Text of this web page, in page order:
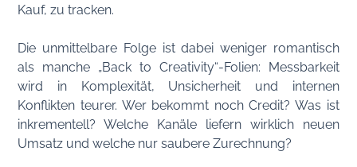
Kauf, zu tracken.
Die unmittelbare Folge ist dabei weniger romantisch
als manche „Back to Creativity“-Folien: Messbarkeit
wird in Komplexität, Unsicherheit und internen
Konflikten teurer. Wer bekommt noch Credit? Was ist
inkrementell? Welche Kanäle liefern wirklich neuen
Umsatz und welche nur saubere Zurechnung?